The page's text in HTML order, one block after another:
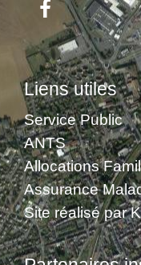
Liens utiles
Service Public
ANTS
Allocations
Assurance
Site réalisé par